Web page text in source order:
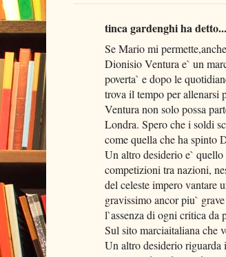
tinca gardenghi ha detto...
Se Mario mi
Dionisio Ventura e` un
poverta` e dopo le
trova il tempo per allenarsi
Ventura non solo possa
Londra. Spero che i soldi
come quella che ha spinto
Un altro desiderio e`
competizioni tra nazioni,
del celeste impero vantare
gravissimo ancor piu`
l`assenza di ogni critica da
Sul sito marciaitaliana che
Un altro desiderio